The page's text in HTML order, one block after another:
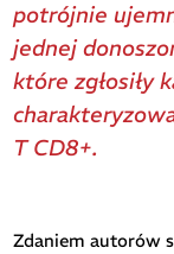
potrójnie
jednej
które zgłosiły
T CD8+.
Zdaniem autorów